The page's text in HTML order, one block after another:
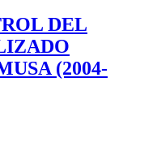
DEL
(2004-